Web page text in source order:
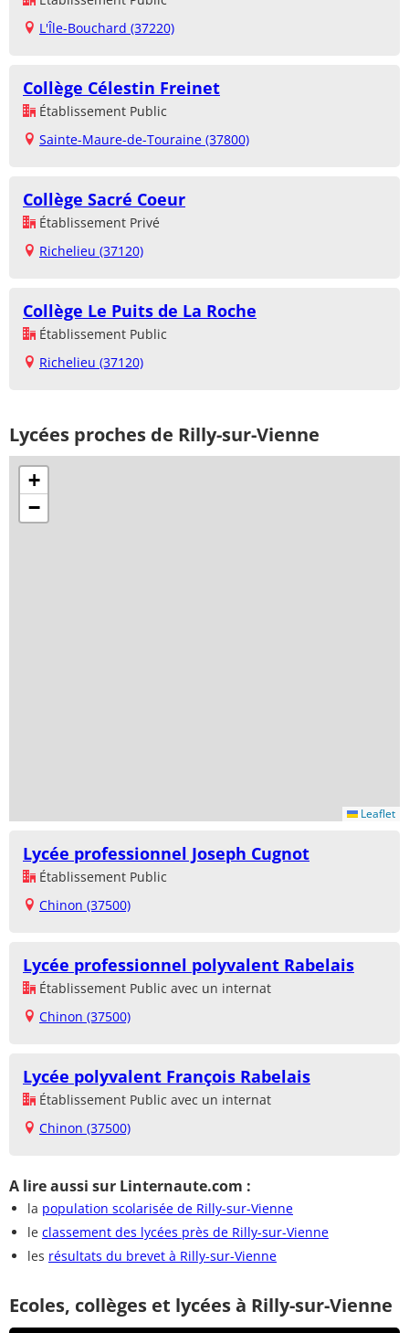
L'Île-Bouchard (37220)
Collège Célestin Freinet
Établissement Public
Sainte-Maure-de-Touraine (37800)
Collège Sacré Coeur
Établissement Privé
Richelieu (37120)
Collège Le Puits de La Roche
Établissement Public
Richelieu (37120)
Lycées proches de Rilly-sur-Vienne
+
−
Leaflet
Lycée professionnel Joseph Cugnot
Établissement Public
Chinon (37500)
Lycée professionnel polyvalent Rabelais
Établissement Public avec un internat
Chinon (37500)
Lycée polyvalent François Rabelais
Établissement Public avec un internat
Chinon (37500)
A lire aussi sur Linternaute.com :
la population scolarisée de Rilly-sur-Vienne
le classement des lycées près de Rilly-sur-Vienne
les résultats du brevet à Rilly-sur-Vienne
Ecoles, collèges et lycées à Rilly-sur-Vienne